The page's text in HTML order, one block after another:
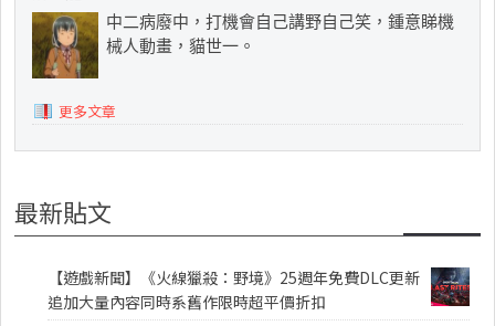
中二病廢中，打機會自己講野自己笑，鍾意睇機
械人動畫，貓世一。
更多文章
最新貼文
【遊戲新聞】《火線獵殺：野境》25週年免費DLC更新
追加大量內容同時系舊作限時超平價折扣